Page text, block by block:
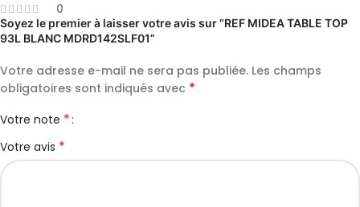
0
Soyez le premier à laisser votre avis sur “REF MIDEA TABLE TOP
93L BLANC MDRD142SLF01”
Votre adresse e-mail ne sera pas publiée. Les champs
obligatoires sont indiqués avec *
Votre note *
Votre avis *